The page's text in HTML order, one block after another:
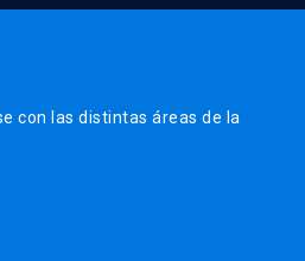
con las distintas áreas de la